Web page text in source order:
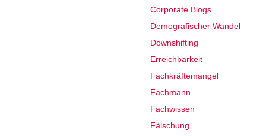
Corporate Blogs
Demografischer Wandel
Downshifting
Erreichbarkeit
Fachkräftemangel
Fachmann
Fachwissen
Fälschung